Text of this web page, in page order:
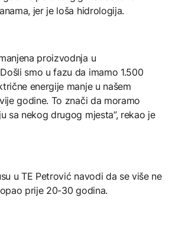
jer je loša hidrologija.
proizvodnja u
smo u fazu da imamo 1.500
energije manje u našem
godine. To znači da moramo
sa nekog drugog mjesta”, rekao je
u TE Petrović navodi da se više ne
prije 20-30 godina.